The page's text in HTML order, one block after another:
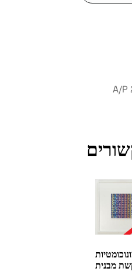
מבנית